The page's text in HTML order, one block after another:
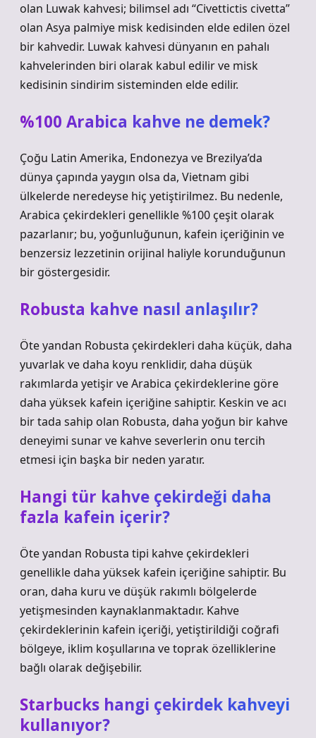
olan Luwak kahvesi; bilimsel adı “Civettictis civetta”
olan Asya palmiye misk kedisinden elde edilen özel
bir kahvedir. Luwak kahvesi dünyanın en pahalı
kahvelerinden biri olarak kabul edilir ve misk
kedisinin sindirim sisteminden elde edilir.
%100 Arabica kahve ne demek?
Çoğu Latin Amerika, Endonezya ve Brezilya’da
dünya çapında yaygın olsa da, Vietnam gibi
ülkelerde neredeyse hiç yetiştirilmez. Bu nedenle,
Arabica çekirdekleri genellikle %100 çeşit olarak
pazarlanır; bu, yoğunluğunun, kafein içeriğinin ve
benzersiz lezzetinin orijinal haliyle korunduğunun
bir göstergesidir.
Robusta kahve nasıl anlaşılır?
Öte yandan Robusta çekirdekleri daha küçük, daha
yuvarlak ve daha koyu renklidir, daha düşük
rakımlarda yetişir ve Arabica çekirdeklerine göre
daha yüksek kafein içeriğine sahiptir. Keskin ve acı
bir tada sahip olan Robusta, daha yoğun bir kahve
deneyimi sunar ve kahve severlerin onu tercih
etmesi için başka bir neden yaratır.
Hangi tür kahve çekirdeği daha
fazla kafein içerir?
Öte yandan Robusta tipi kahve çekirdekleri
genellikle daha yüksek kafein içeriğine sahiptir. Bu
oran, daha kuru ve düşük rakımlı bölgelerde
yetişmesinden kaynaklanmaktadır. Kahve
çekirdeklerinin kafein içeriği, yetiştirildiği coğrafi
bölgeye, iklim koşullarına ve toprak özelliklerine
bağlı olarak değişebilir.
Starbucks hangi çekirdek kahveyi
kullanıyor?